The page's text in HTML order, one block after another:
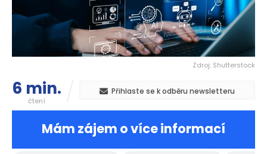
Zdroj: Shutterstock
6 min.
čtení
Přihlaste se k odběru newsletteru
Mám zájem o více informací